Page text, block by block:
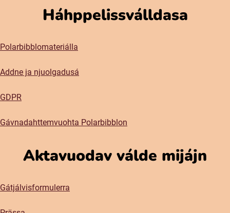
Háhppelissválldasa
Polarbibblomateriálla
Addne ja njuolgadusá
GDPR
Gávnadahttemvuohta Polarbibblon
Aktavuodav válde mijájn
Gátjálvisformulerra